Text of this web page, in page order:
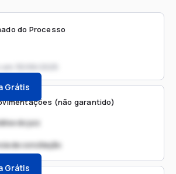
do Processo
Grátis
(não garantido)
do juiz
de conciliação
Grátis